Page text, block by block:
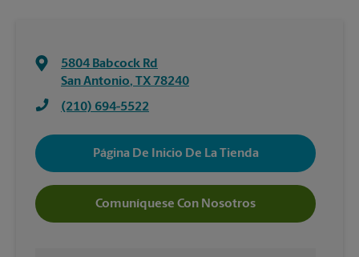
5804 Babcock Rd
San Antonio, TX 78240
(210) 694-5522
Página De Inicio De La Tienda
Comuníquese Con Nosotros